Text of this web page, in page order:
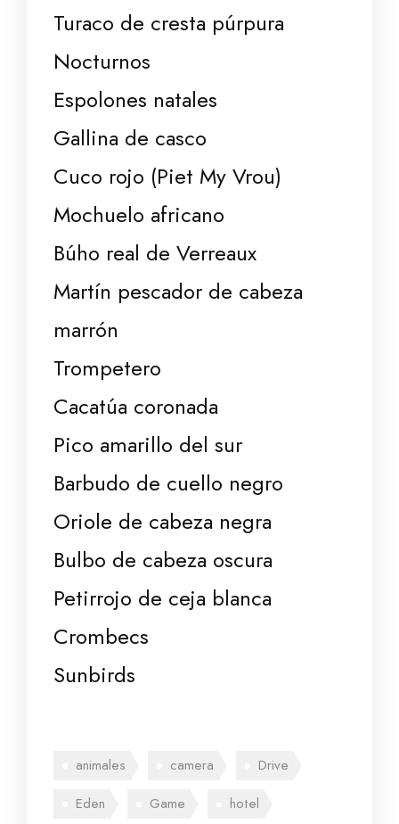
Turaco de cresta púrpura
Nocturnos
Espolones natales
Gallina de casco
Cuco rojo (Piet My Vrou)
Mochuelo africano
Búho real de Verreaux
Martín pescador de cabeza
marrón
Trompetero
Cacatúa coronada
Pico amarillo del sur
Barbudo de cuello negro
Oriole de cabeza negra
Bulbo de cabeza oscura
Petirrojo de ceja blanca
Crombecs
Sunbirds
animales camera
Drive
Eden
Game
hotel